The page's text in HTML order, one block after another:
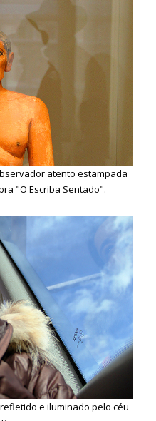
atento estampada
"O Escriba Sentado".
e iluminado pelo céu